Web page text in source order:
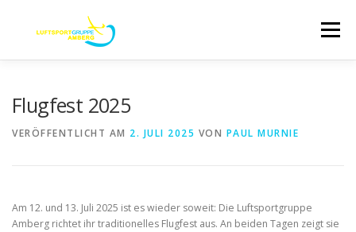
springen
Menü
STARTSEITE KONTAKT/DATENSCHUTZ
Flugfest 2025
VERÖFFENTLICHT AM 2. JULI 2025 VON PAUL MURNIE
Am 12. und 13. Juli 2025 ist es wieder soweit: Die Luftsportgruppe
Amberg richtet ihr traditionelles Flugfest aus. An beiden Tagen zeigt sie